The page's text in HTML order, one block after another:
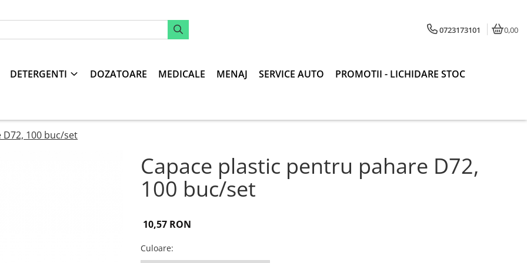
0723173101 0,00
DETERGENTI DOZATOARE MEDICALE MENAJ SERVICE AUTO PROMOTII - LICHIDARE STOC
100 buc/set
Capace plastic pentru pahare D72,
100 buc/set
10,57 RON
Culoare: